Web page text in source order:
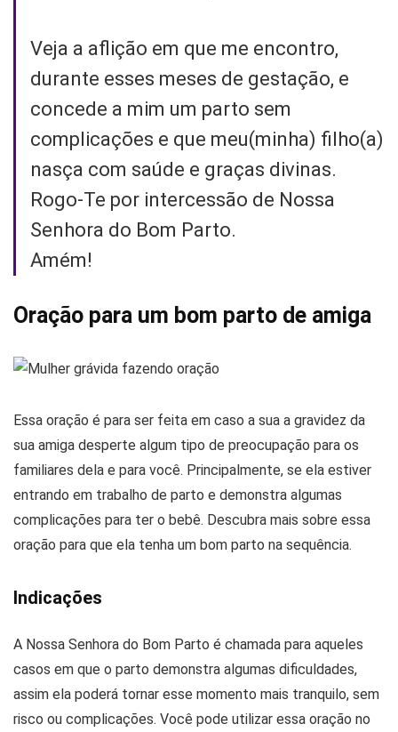
Veja a aflição em que me encontro,
durante esses meses de gestação, e
concede a mim um parto sem
complicações e que meu(minha) filho(a)
nasça com saúde e graças divinas.
Rogo-Te por intercessão de Nossa
Senhora do Bom Parto.
Amém!
Oração para um bom parto de amiga
Essa oração é para ser feita em caso a sua a gravidez da
sua amiga desperte algum tipo de preocupação para os
familiares dela e para você. Principalmente, se ela estiver
entrando em trabalho de parto e demonstra algumas
complicações para ter o bebê. Descubra mais sobre essa
oração para que ela tenha um bom parto na sequência.
Indicações
A Nossa Senhora do Bom Parto é chamada para aqueles
casos em que o parto demonstra algumas dificuldades,
assim ela poderá tornar esse momento mais tranquilo, sem
risco ou complicações. Você pode utilizar essa oração no